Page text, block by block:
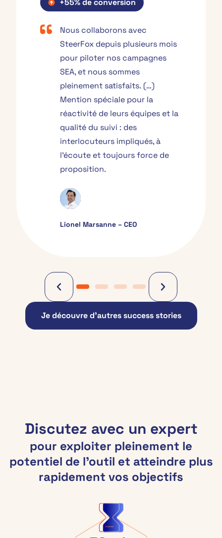
+55% de conversion
Nous collaborons avec
SteerFox depuis plusieurs mois
pour piloter nos campagnes
SEA, et nous sommes
pleinement satisfaits. (…)
Mention spéciale pour la
réactivité de leurs équipes et la
qualité du suivi : des
interlocuteurs impliqués, à
l’écoute et toujours force de
proposition.
Lionel Marsanne – CEO
Je découvre d’autres success stories
Discutez avec un expert
pour exploiter pleinement le
potentiel de l’outil et atteindre plus
rapidement vos objectifs